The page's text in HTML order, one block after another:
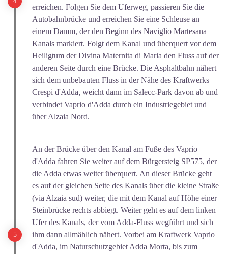
erreichen. Folgen Sie dem Uferweg, passieren Sie die
Autobahnbrücke und erreichen Sie eine Schleuse an
einem Damm, der den Beginn des Naviglio Martesana
Kanals markiert. Folgt dem Kanal und überquert vor dem
Heiligtum der Divina Maternita di Maria den Fluss auf der
anderen Seite durch eine Brücke. Die Asphaltbahn nähert
sich dem unbebauten Fluss in der Nähe des Kraftwerks
Crespi d'Adda, weicht dann im Salecc-Park davon ab und
verbindet Vaprio d'Adda durch ein Industriegebiet und
über Alzaia Nord.
An der Brücke über den Kanal am Fuße des Vaprio
d'Adda fahren Sie weiter auf dem Bürgersteig SP575, der
die Adda etwas weiter überquert. An dieser Brücke geht
es auf der gleichen Seite des Kanals über die kleine Straße
(via Alzaia sud) weiter, die mit dem Kanal auf Höhe einer
Steinbrücke rechts abbiegt. Weiter geht es auf dem linken
Ufer des Kanals, der vom Adda-Fluss wegführt und sich
ihm dann allmählich nähert. Vorbei am Kraftwerk Vaprio
d'Adda, im Naturschutzgebiet Adda Morta, bis zum